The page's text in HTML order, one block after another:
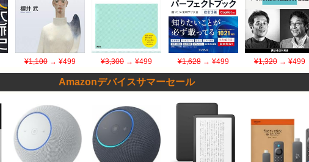
¥1,100→ ¥499 ¥3,300 → ¥499 ¥1,628→ ¥499 ¥1,320 → ¥499
Amazonデバイスサマーセール